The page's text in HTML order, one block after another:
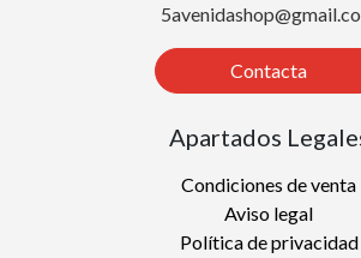
Contacta
Apartados
Condiciones de venta
Aviso legal
Política de privacidad